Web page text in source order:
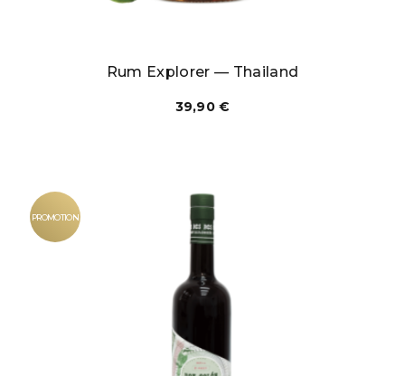
Rum Explorer — Thailand
39,90€
PROMOTION